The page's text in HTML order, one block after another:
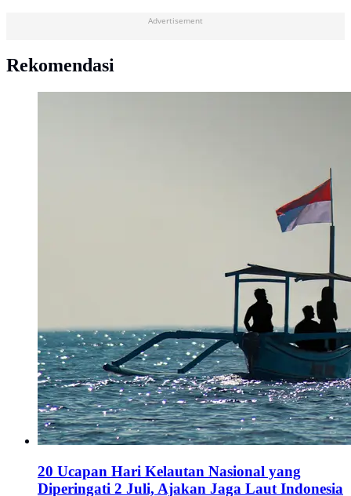
Advertisement
Rekomendasi
20 Ucapan Hari Kelautan Nasional yang
Diperingati 2 Juli, Ajakan Jaga Laut Indonesia